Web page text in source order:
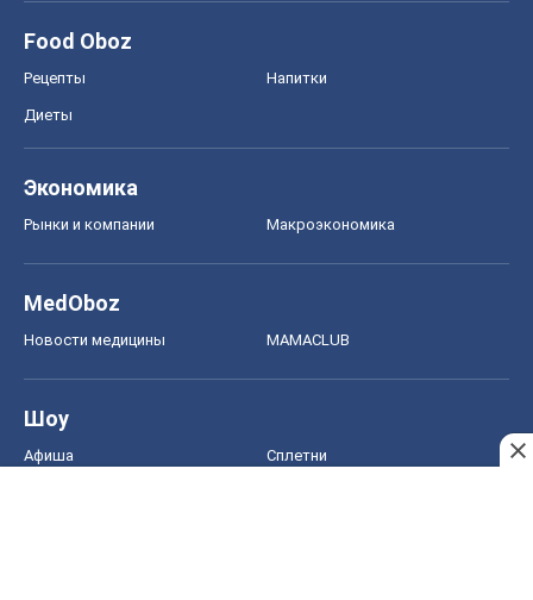
Food Oboz
Рецепты Напитки
Диеты
Экономика
Рынки и компании Mакроэкономика
MedOboz
Новости медицины MAMACLUB
Шоу
Афиша Сплетни